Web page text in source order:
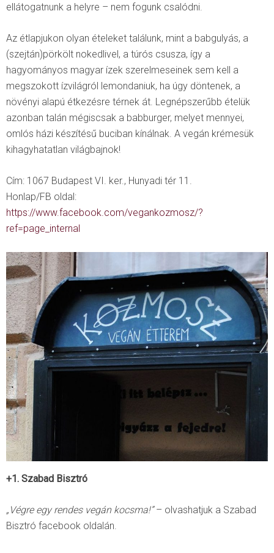
ellátogatnunk a helyre – nem fogunk csalódni.
Az étlapjukon olyan ételeket találunk, mint a babgulyás, a
(szejtán)pörkölt nokedlivel, a túrós csusza, így a
hagyományos magyar ízek szerelmeseinek sem kell a
megszokott ízvilágról lemondaniuk, ha úgy döntenek, a
növényi alapú étkezésre térnek át. Legnépszerűbb ételük
azonban talán mégiscsak a babburger, melyet mennyei,
omlós házi készítésű buciban kínálnak. A vegán krémesük
kihagyhatatlan világbajnok!
Cím: 1067 Budapest VI. ker., Hunyadi tér 11.
Honlap/FB oldal:
https://www.facebook.com/vegankozmosz/?
ref=page_internal
+1. Szabad Bisztró
„Végre egy rendes vegán kocsma!”– olvashatjuk a Szabad
Bisztró facebook oldalán.